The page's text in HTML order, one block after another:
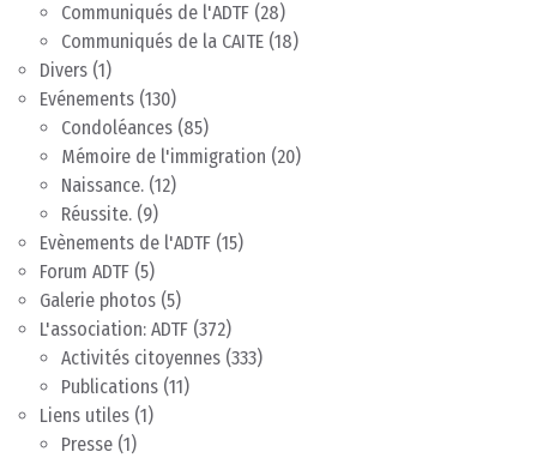
Communiqués de l'ADTF (28)
Communiqués de la CAITE (18)
Divers (1)
Evénements (130)
Condoléances (85)
Mémoire de l'immigration (20)
Naissance. (12)
Réussite. (9)
Evènements de l'ADTF (15)
Forum ADTF (5)
Galerie photos (5)
L'association: ADTF (372)
Activités citoyennes (333)
Publications (11)
Liens utiles (1)
Presse (1)